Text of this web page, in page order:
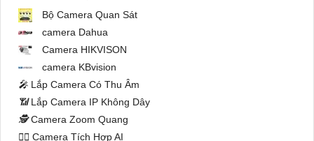
Bộ Camera Quan Sát
camera Dahua
Camera HIKVISON
camera KBvision
️🎤️ Lắp Camera Có Thu Âm
📶Lắp Camera IP Không Dây
🕵️Camera Zoom Quang
🧛‍♀️ Camera Tích Hợp AI